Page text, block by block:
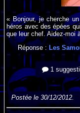
« Bonjour, je cherche
héros avec des épées
que leur chef. Aidez-moi
Réponse : Les
1
Postée le 30/12/2012.